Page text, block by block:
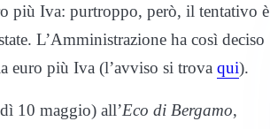
più Iva: purtroppo, però, il tentativo è
L’Amministrazione ha così deciso
euro più Iva (l’avviso si trova qui).
10 maggio) all’Eco di Bergamo,